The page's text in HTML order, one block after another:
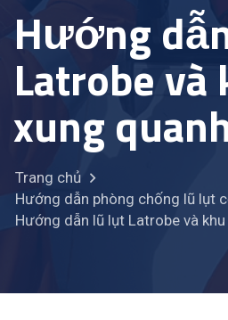
Hướng
Latrobe
xung
Trang chủ
Hướng dẫn phòng chống lũ lụt
Hướng dẫn lũ lụt Latrobe và